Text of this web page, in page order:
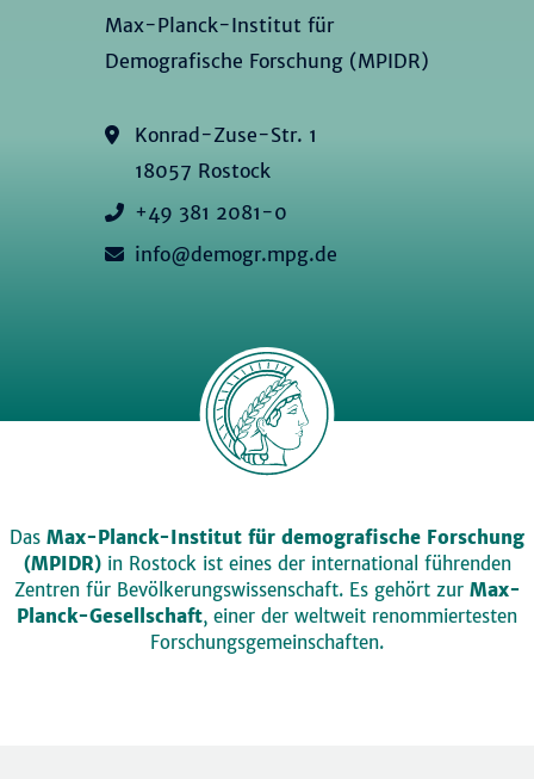
Max-Planck-Institut für
Demografische Forschung (MPIDR)
Konrad-Zuse-Str. 1
18057 Rostock
+49 381 2081-0
info@demogr.mpg.de
Das Max-Planck-Institut für demografische Forschung
(MPIDR)in Rostock ist eines der international führenden
Zentren für Bevölkerungswissenschaft. Es gehört zur Max-
Planck-Gesellschaft, einer der weltweit renommiertesten
Forschungsgemeinschaften.